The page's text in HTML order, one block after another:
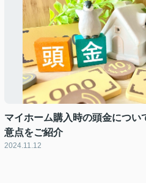
マイホーム購入時の頭金につい
意点をご紹介
2024.11.12